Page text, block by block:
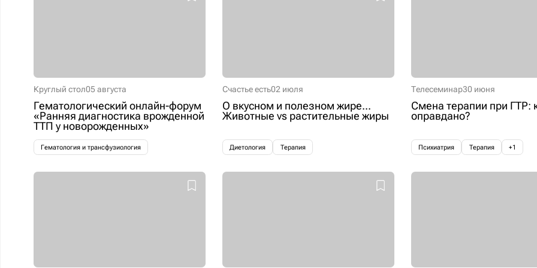
Круглый стол05 августа
Гематологический онлайн-форум
«Ранняя диагностика врожденной
ТТП у новорожденных»
Гематология и трансфузиология
Счастье есть02 июля
О вкусном и полезном жире...
Животные vs растительные жиры
Диетология Терапия
Телесеминар30 июня
Смена терапии при ГТР:
оправдано?
Психиатрия Терапия +1